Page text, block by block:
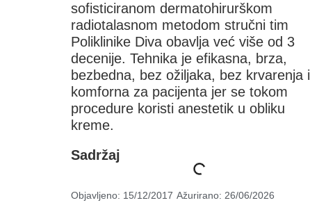
sofisticiranom dermatohirurškom
radiotalasnom metodom stručni tim
Poliklinike Diva obavlja već više od 3
decenije. Tehnika je efikasna, brza,
bezbedna, bez ožiljaka, bez krvarenja i
komforna za pacijenta jer se tokom
procedure koristi anestetik u obliku
kreme.
Sadržaj
Objavljeno: 15/12/2017 Ažurirano: 26/06/2026